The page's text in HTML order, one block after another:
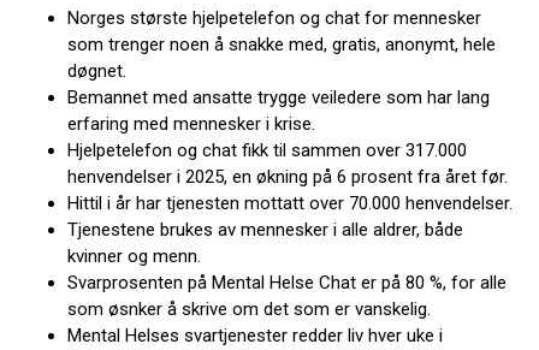
Norges største hjelpetelefon og chat for mennesker
som trenger noen å snakke med, gratis, anonymt, hele
døgnet.
Bemannet med ansatte trygge veiledere som har lang
erfaring med mennesker i krise.
Hjelpetelefon og chat fikk til sammen over 317.000
henvendelser i 2025, en økning på 6 prosent fra året før.
Hittil i år har tjenesten mottatt over 70.000 henvendelser.
Tjenestene brukes av mennesker i alle aldrer, både
kvinner og menn.
Svarprosenten på Mental Helse Chat er på 80 %, for alle
som øsnker å skrive om det som er vanskelig.
Mental Helses svartjenester redder liv hver uke i